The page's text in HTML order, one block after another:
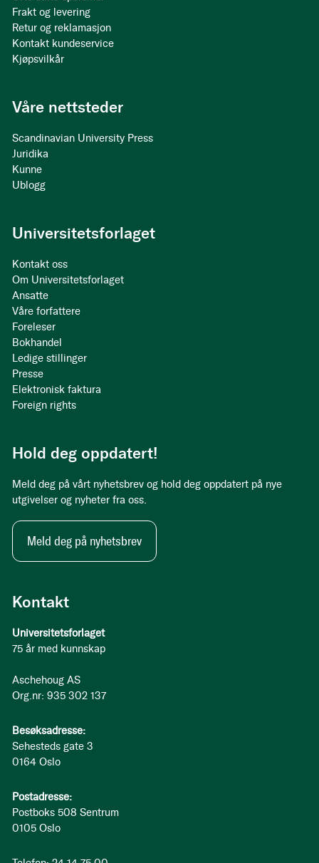
Kontakt
Universitetsforlaget
75 år med kunnskap
Aschehoug AS
Org.nr: 935 302 137
Besøksadresse:
Sehesteds gate 3
0164 Oslo
Postadresse:
Postboks 508 Sentrum
0105 Oslo
Frakt og levering
Retur og reklamasjon
Kontakt kundeservice
Kjøpsvilkår
Våre nettsteder
Scandinavian University Press
Juridika
Kunne
Ublogg
Universitetsforlaget
Kontakt oss
Om Universitetsforlaget
Ansatte
Våre forfattere
Foreleser
Bokhandel
Ledige stillinger
Presse
Elektronisk faktura
Foreign rights
Hold deg oppdatert!
Meld deg på vårt nyhetsbrev og hold deg oppdatert på nye
utgivelser og nyheter fra oss.
Meld deg på nyhetsbrev